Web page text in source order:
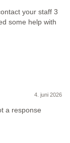
your staff 3
some help with
4. juni 2026
a response